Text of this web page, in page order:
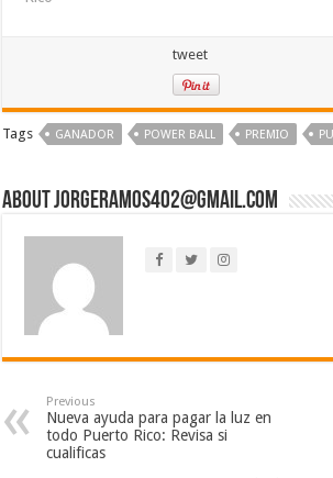
tweet
Tags GANADOR POWER BALL PREMIO
About jorgeramos402@gmail.com
Previous
Nueva ayuda para pagar la luz en
todo Puerto Rico: Revisa si
cualificas